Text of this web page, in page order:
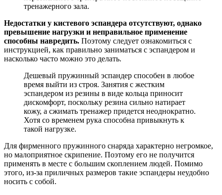
тренажерного зала.
Недостатки у кистевого эспандера отсутствуют, однако
превышение нагрузки и неправильное применение
способны навредить. Поэтому следует ознакомиться с
инструкцией, как правильно заниматься с эспандером и
насколько часто можно это делать.
Дешевый пружинный эспандер способен в любое
время выйти из строя. Занятия с жестким
эспандером из резины в виде кольца приносит
дискомфорт, поскольку резина сильно натирает
кожу, а сжимать тренажер придется неоднократно.
Хотя со временем рука способна привыкнуть к
такой нагрузке.
Для фирменного пружинного снаряда характерно негромкое,
но малоприятное скрипение. Поэтому его не получится
применять в месте с большим скоплением людей. Помимо
этого, из-за приличных размеров такие эспандеры неудобно
носить с собой.